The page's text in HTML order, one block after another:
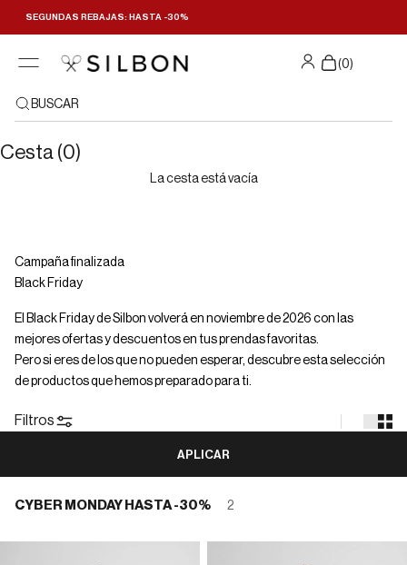
SEGUNDAS REBAJAS: HASTA -30%
(0)
BUSCAR
Cesta (0)
La cesta está vacía
Campaña finalizada
Black Friday
El Black Friday de Silbon volverá en noviembre de 2026 con las
mejores ofertas y descuentos en tus prendas favoritas.
Pero si eres de los que no pueden esperar, descubre esta selección
de productos que hemos preparado para ti.
Filtros
APLICAR
CYBER MONDAY HASTA -30% 2